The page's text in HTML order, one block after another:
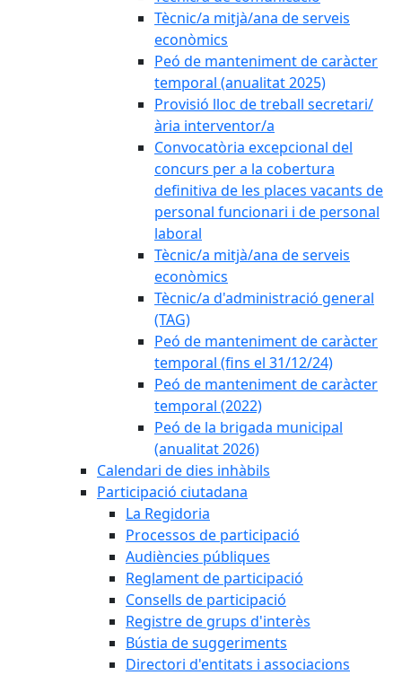
Tècnic/a mitjà/ana de serveis
econòmics
Peó de manteniment de caràcter
temporal (anualitat 2025)
Provisió lloc de treball secretari/
ària interventor/a
Convocatòria excepcional del
concurs per a la cobertura
definitiva de les places vacants de
personal funcionari i de personal
laboral
Tècnic/a mitjà/ana de serveis
econòmics
Tècnic/a d'administració general
(TAG)
Peó de manteniment de caràcter
temporal (fins el 31/12/24)
Peó de manteniment de caràcter
temporal (2022)
Peó de la brigada municipal
(anualitat 2026)
Calendari de dies inhàbils
Participació ciutadana
La Regidoria
Processos de participació
Audiències públiques
Reglament de participació
Consells de participació
Registre de grups d'interès
Bústia de suggeriments
Directori d'entitats i associacions